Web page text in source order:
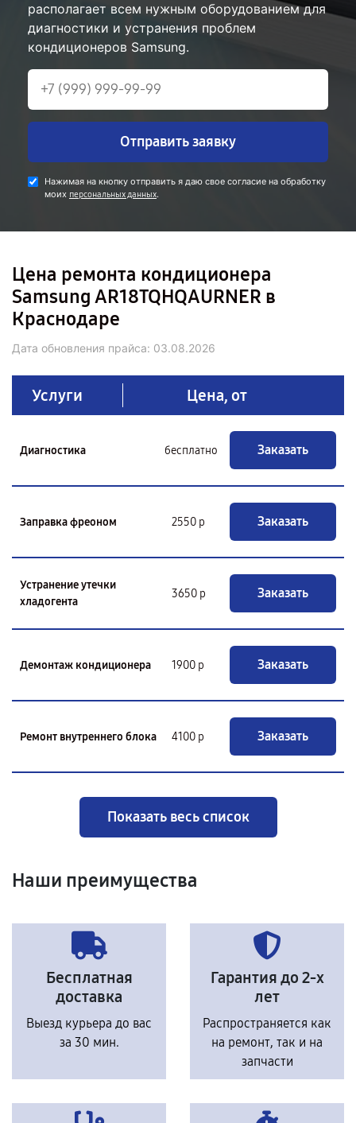
располагает всем нужным оборудованием для
диагностики и устранения проблем
кондиционеров Samsung.
Отправить заявку
Нажимая на кнопку отправить я даю свое согласие на обработку
моих персональных данных.
Цена ремонта кондиционера
Samsung AR18TQHQAURNER в
Краснодаре
Дата обновления прайса: 03.08.2026
Услуги Цена, от
Диагностика бесплатно Заказать
Заправка фреоном 2550 р Заказать
Устранение утечки
хладогента
3650 р Заказать
Демонтаж кондиционера 1900 р Заказать
Ремонт внутреннего блока 4100 р Заказать
Показать весь список
Наши преимущества
Бесплатная
доставка
Выезд курьера до вас
за 30 мин.
Гарантия до 2-х
лет
Распространяется как
на ремонт, так и на
запчасти